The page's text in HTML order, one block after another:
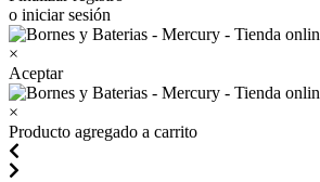
o iniciar sesión
×
Aceptar
×
Producto agregado a carrito